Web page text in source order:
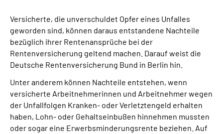
Online-Services
Suche
Inhalte in Gebärdensprache (DGS)
Leichte Sprache
Versicherte, die unverschuldet Opfer eines Unfalles
geworden sind, können daraus entstandene Nachteile
bezüglich ihrer Rentenansprüche bei der
Rentenversicherung geltend machen. Darauf weist die
Deutsche Rentenversicherung Bund in Berlin hin.
Unter anderem können Nachteile entstehen, wenn
versicherte Arbeitnehmerinnen und Arbeitnehmer wegen
der Unfallfolgen Kranken- oder Verletztengeld erhalten
haben, Lohn- oder Gehaltseinbußen hinnehmen mussten
oder sogar eine Erwerbsminderungsrente beziehen. Auf